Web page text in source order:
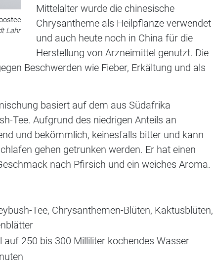
Lahr
Mittelalter wurde die chinesische
Chrysantheme als Heilpflanze verwendet
und auch heute noch in China für die
Herstellung von Arzneimittel genutzt. Die
Beschwerden wie Fieber, Erkältung und als
basiert auf dem aus Südafrika
Tee. Aufgrund des niedrigen Anteils an
und bekömmlich, keinesfalls bitter und kann
gehen getrunken werden. Er hat einen
nach Pfirsich und ein weiches Aroma.
Tee, Chrysanthemen-Blüten, Kaktusblüten,
250 bis 300 Milliliter kochendes Wasser